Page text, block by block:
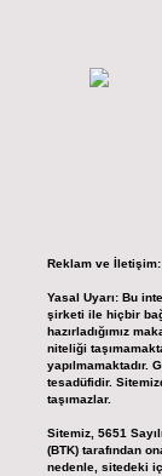
Reklam ve İletişim:
Yasal Uyarı: Bu
şirketi ile hiçbir
hazırladığımız
niteliği
yapılmamaktadır.
tesadüfidir.
taşımazlar.
Sitemiz, 5651
(BTK) tarafından
nedenle, sitedeki